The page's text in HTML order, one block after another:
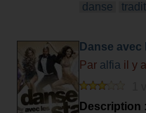
danse
Danse avec
Par alfia il y
Description :